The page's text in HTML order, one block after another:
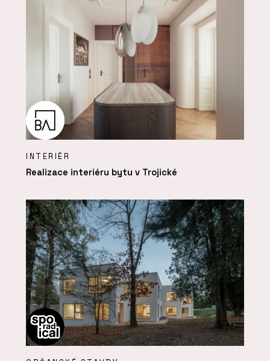
INTERIÉR
Realizace interiéru bytu v Trojické